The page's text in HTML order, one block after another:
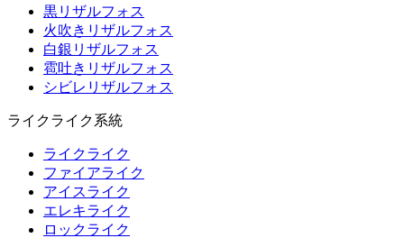
黒リザルフォス
火吹きリザルフォス
白銀リザルフォス
雹吐きリザルフォス
シビレリザルフォス
ライクライク系統
ライクライク
ファイアライク
アイスライク
エレキライク
ロックライク